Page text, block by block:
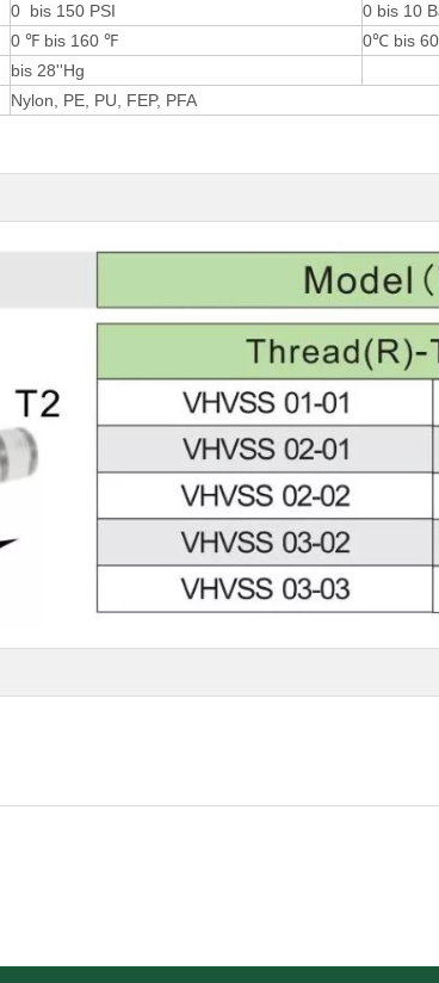
0 bis 150 PSI
0 bis 10
0 ℉ bis 160 ℉
0℃ bis
bis 28''Hg
Nylon, PE, PU, ​​FEP, PFA